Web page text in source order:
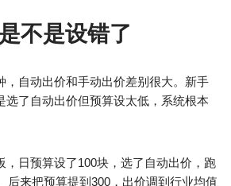
不是设错了
，自动出价和手动出价差别很大。新手
选了自动出价但预算设太低，系统根本
，日预算设了100块，选了自动出价，跑
后来把预算提到300，出价调到行业均值